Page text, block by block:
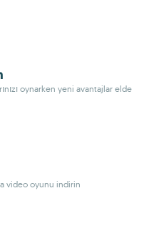
oynarken yeni avantajlar elde
video oyunu indirin